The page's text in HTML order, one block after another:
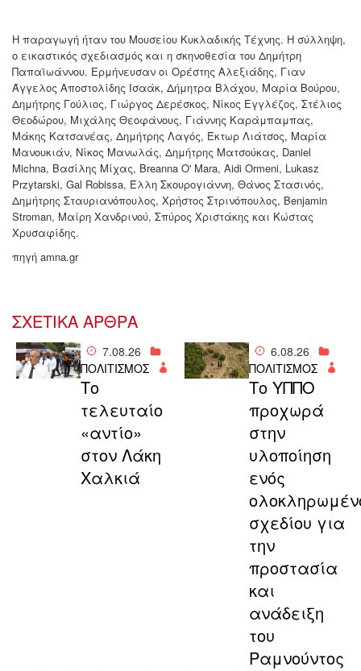
Η παραγωγή ήταν του Μουσείου Κυκλαδικής Τέχνης. Η σύλληψη,
ο εικαστικός σχεδιασμός και η σκηνοθεσία του Δημήτρη
Παπαϊωάννου. Ερμήνευσαν οι Ορέστης Αλεξιάδης, Γιαν
Άγγελος Αποστολίδης Ισαάκ, Δήμητρα Βλάχου, Μαρία Βούρου,
Δημήτρης Γούλιος, Γιώργος Δερέσκος, Νίκος Εγγλέζος, Στέλιος
Θεοδώρου, Μιχάλης Θεοφάνους, Γιάννης Καράμπαμπας,
Μάκης Κατσανέας, Δημήτρης Λαγός, Έκτωρ Λιάτσος, Μαρία
Μανουκιάν, Νίκος Μανωλάς, Δημήτρης Ματσούκας, Daniel
Michna, Βασίλης Μίχας, Breanna O' Mara, Aidi Ormeni, Lukasz
Przytarski, Gal Robissa, Έλλη Σκουρογιάννη, Θάνος Στασινός,
Δημήτρης Σταυριανόπουλος, Χρήστος Στρινόπουλος, Benjamin
Stroman, Μαίρη Χανδρινού, Σπύρος Χριστάκης και Κώστας
Χρυσαφίδης.
πηγή amna.gr
ΣΧΕΤΙΚΑ ΑΡΘΡΑ
7.08.26
ΠΟΛΙΤΙΣΜΟΣ
Το
τελευταίο
«αντίο»
στον Λάκη
Χαλκιά
6.08.26
ΠΟΛΙΤΙΣΜΟΣ
Το ΥΠΠΟ
προχωρά
στην
υλοποίηση
ενός
σχεδίου για
την
προστασία
και
ανάδειξη
του
Ραμνούντος